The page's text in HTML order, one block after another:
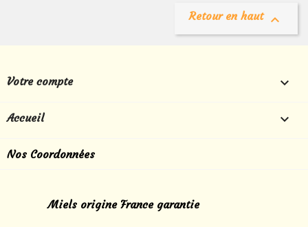
Retour en haut 
Votre compte 
Accueil 
Nos Coordonnées
Miels origine France garantie